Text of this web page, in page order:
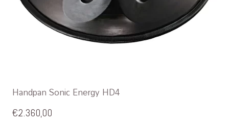
Handpan Sonic Energy HD4
€2.360,00